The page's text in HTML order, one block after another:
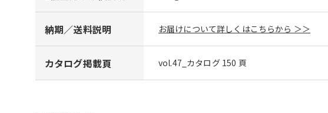
納期／送料説明 お届けについて詳しくはこちらから ＞＞
カタログ掲載頁 vol.47_カタログ 150 頁